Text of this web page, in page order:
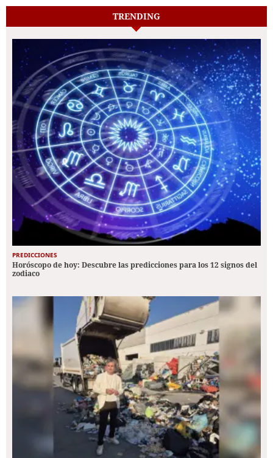
TRENDING
PREDICCIONES
Horóscopo de hoy: Descubre las predicciones para los 12 signos del
zodiaco